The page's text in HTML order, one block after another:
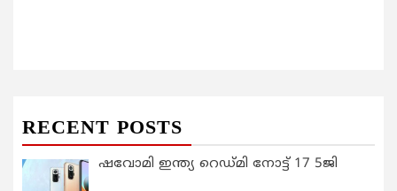
RECENT POSTS
ഷവോമി ഇന്ത്യ റെഡ്മി നോട്ട് 17 5ജി